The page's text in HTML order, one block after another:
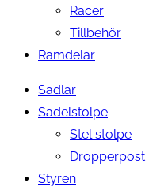
Racer
Tillbehör
Ramdelar
Sadlar
Sadelstolpe
Stel stolpe
Dropperpost
Styren